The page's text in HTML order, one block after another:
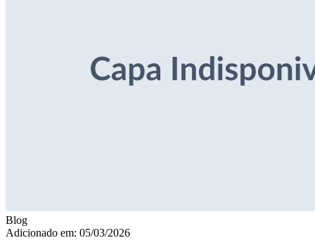
Blog
Adicionado em: 05/03/2026